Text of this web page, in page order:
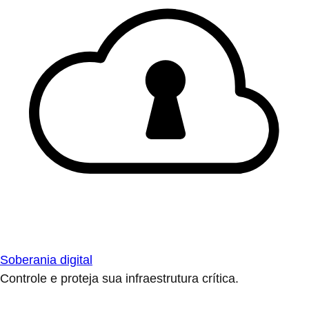
Soberania digital
Controle e proteja sua infraestrutura crítica.